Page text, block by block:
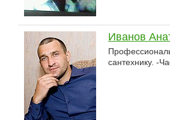
Иванов
сантехнику. -